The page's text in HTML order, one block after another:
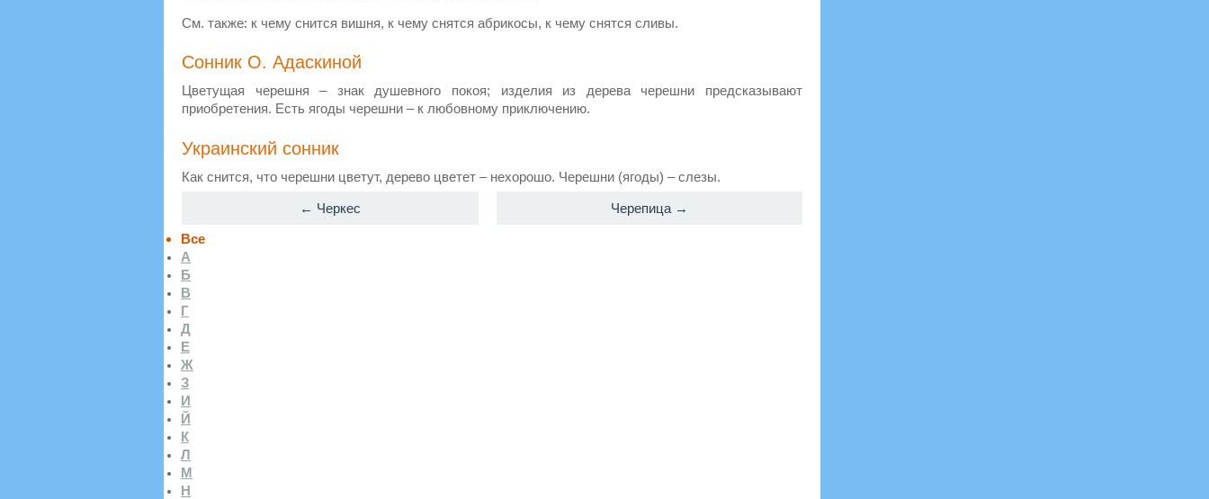
См. также: к чему снится вишня, к чему снятся абрикосы, к чему снятся сливы.
Сонник О. Адаскиной
Цветущая черешня – знак душевного покоя; изделия из дерева черешни предсказывают
приобретения. Есть ягоды черешни – к любовному приключению.
Украинский сонник
Как снится, что черешни цветут, дерево цветет – нехорошо. Черешни (ягоды) – слезы.
← Черкес
Черепица →
Все
А
Б
В
Г
Д
Е
Ж
З
И
Й
К
Л
М
Н